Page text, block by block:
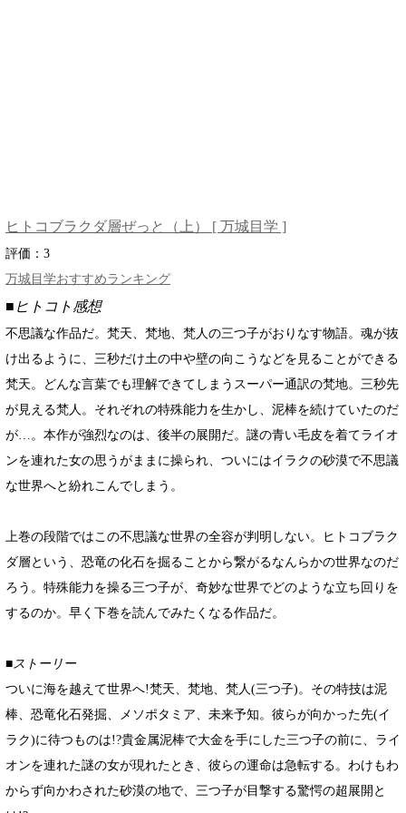
ヒトコブラクダ層ぜっと（上） [ 万城目学 ]
評価： 3
万城目学おすすめランキング
■ヒトコト感想
不思議な作品だ。梵天、梵地、梵人の三つ子がおりなす物語。魂が抜
け出るように、三秒だけ土の中や壁の向こうなどを見ることができる
梵天。どんな言葉でも理解できてしまうスーパー通訳の梵地。三秒先
が見える梵人。それぞれの特殊能力を生かし、泥棒を続けていたのだ
が…。本作が強烈なのは、後半の展開だ。謎の青い毛皮を着てライオ
ンを連れた女の思うがままに操られ、ついにはイラクの砂漠で不思議
な世界へと紛れこんでしまう。
上巻の段階ではこの不思議な世界の全容が判明しない。ヒトコブラク
ダ層という、恐竜の化石を掘ることから繋がるなんらかの世界なのだ
ろう。特殊能力を操る三つ子が、奇妙な世界でどのような立ち回りを
するのか。早く下巻を読んでみたくなる作品だ。
■ストーリー
ついに海を越えて世界へ!梵天、梵地、梵人(三つ子)。その特技は泥
棒、恐竜化石発掘、メソポタミア、未来予知。彼らが向かった先(イ
ラク)に待つものは!?貴金属泥棒で大金を手にした三つ子の前に、ライ
オンを連れた謎の女が現れたとき、彼らの運命は急転する。わけもわ
からず向かわされた砂漠の地で、三つ子が目撃する驚愕の超展開と